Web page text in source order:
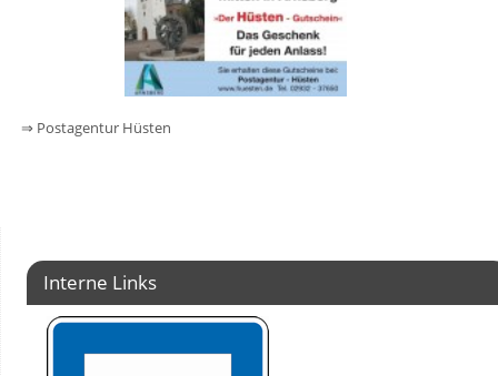
⇒ Postagentur Hüsten
Interne Links